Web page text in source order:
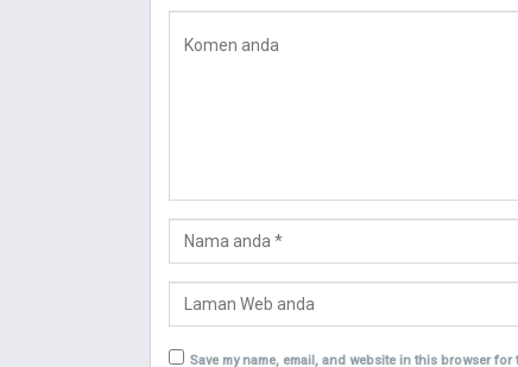
Save my name, email, and website in this browser for